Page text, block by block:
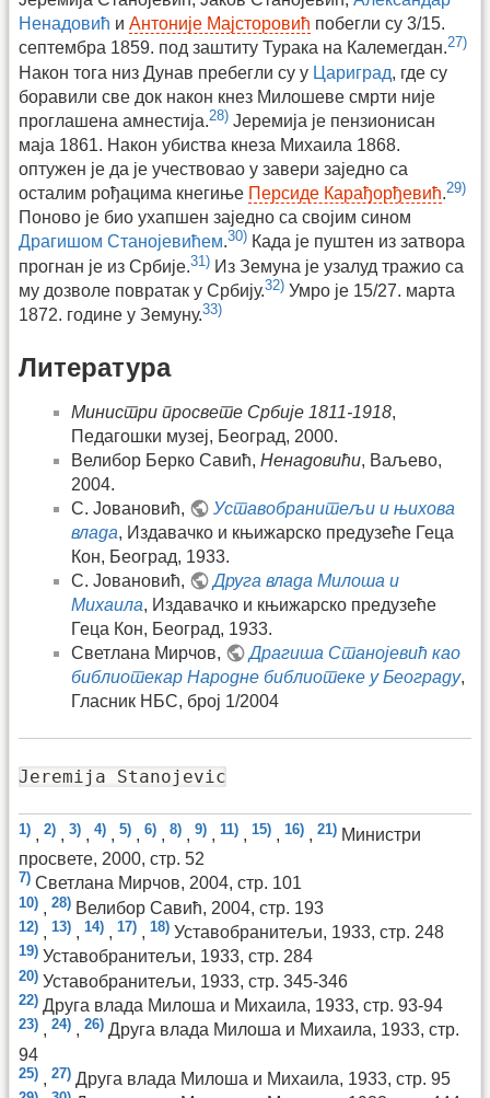
Ненадовић и Антоније Мајсторовић побегли су 3/15.
септембра 1859. под заштиту Турака на Калемегдан.27)
Након тога низ Дунав пребегли су у Цариград, где су
боравили све док након кнез Милошеве смрти није
проглашена амнестија.28) Јеремија је пензионисан
маја 1861. Након убиства кнеза Михаила 1868.
оптужен је да је учествовао у завери заједно са
осталим рођацима кнегиње Персиде Карађорђевић.29)
Поново је био ухапшен заједно са својим сином
Драгишом Станојевићем.30) Када је пуштен из затвора
прогнан је из Србије.31) Из Земуна је узалуд тражио са
му дозволе повратак у Србију.32) Умро је 15/27. марта
1872. године у Земуну.33)
Литература
Министри просвете Србије 1811-1918,
Педагошки музеј, Београд, 2000.
Велибор Берко Савић, Ненадовићи, Ваљево,
2004.
С. Јовановић,
Уставобранитељи и њихова
влада, Издавачко и књижарско предузеће Геца
Кон, Београд, 1933.
С. Јовановић,
Друга влада Милоша и
Михаила, Издавачко и књижарско предузеће
Геца Кон, Београд, 1933.
Светлана Мирчов,
Драгиша Станојевић као
библиотекар Народне библиотеке у Београду,
Гласник НБС, број 1/2004
Jeremija Stanojevic
1) , 2) , 3) , 4) , 5) , 6) , 8) , 9) , 11) , 15) , 16) , 21) Министри
просвете, 2000, стр. 52
7) Светлана Мирчов, 2004, стр. 101
10) , 28) Велибор Савић, 2004, стр. 193
12) , 13) , 14) , 17) , 18) Уставобранитељи, 1933, стр. 248
19) Уставобранитељи, 1933, стр. 284
20) Уставобранитељи, 1933, стр. 345-346
22) Друга влада Милоша и Михаила, 1933, стр. 93-94
23) , 24) , 26) Друга влада Милоша и Михаила, 1933, стр.
94
25) , 27) Друга влада Милоша и Михаила, 1933, стр. 95